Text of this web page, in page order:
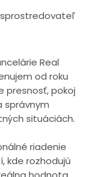
sprostredovateľ
Real
od roku
presnosť, pokoj
správnym
situáciách.
riadenie
kde rozhodujú